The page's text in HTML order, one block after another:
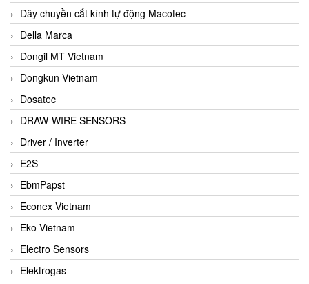
Dây chuyền cắt kính tự động Macotec
Della Marca
Dongil MT Vietnam
Dongkun Vietnam
Dosatec
DRAW-WIRE SENSORS
Driver / Inverter
E2S
EbmPapst
Econex Vietnam
Eko Vietnam
Electro Sensors
Elektrogas